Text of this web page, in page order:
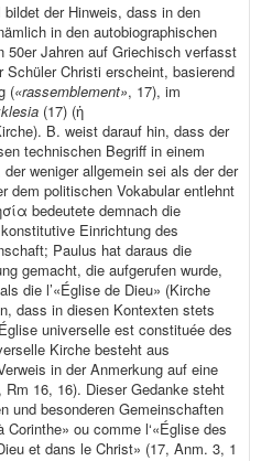
der Hinweis, dass in den
in den autobiographischen
50er Jahren auf Griechisch verfasst
Schüler Christi erscheint, basierend
(«rassemblement», 17), im
(17) (ἡ
B. weist darauf hin, dass der
technischen Begriff in einem
weniger allgemein sei als der der
dem politischen Vokabular entlehnt
bedeutete demnach die
Einrichtung des
Paulus hat daraus die
gemacht, die aufgerufen wurde,
die l’«Église de Dieu» (Kirche
dass in diesen Kontexten stets
universelle est constituée des
Kirche besteht aus
in der Anmerkung auf eine
16, 16). Dieser Gedanke steht
und besonderen Gemeinschaften
ou comme l‘«Église des
et dans le Christ» (17, Anm. 3, 1